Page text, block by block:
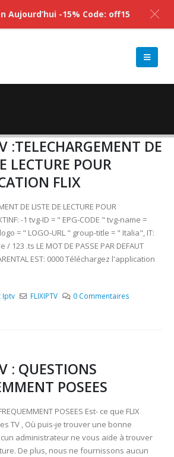
:TELECHARGEMENT DE
LECTURE POUR
FLIX
DE LISTE DE LECTURE POUR
-1 tvg-ID = " EPG-CODE " tvg-name =
= " LOGO-URL " group-title = " Italia", IT:
123 .ts LE MOT DE PASSE PAR DEFAUT
EST: 0000 Téléchargez l'application
Iptv FLIXIPTV 0 Commentaires
: QUESTIONS
POSEES
POSEES Est- ce que FLIX
TV , Où puis-je trouver une bonne
administrateur ne vous aide à trouver
De plus, nous ne fournissons aucun
Aujourd’hui -15% Code: off15